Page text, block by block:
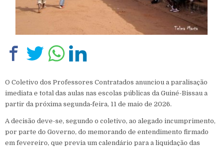
O Coletivo dos Professores Contratados anunciou a paralisação
imediata e total das aulas nas escolas públicas da Guiné-Bissau a
partir da próxima segunda‑feira, 11 de maio de 2026.
A decisão deve-se, segundo o coletivo, ao alegado incumprimento,
por parte do Governo, do memorando de entendimento firmado
em fevereiro, que previa um calendário para a liquidação das